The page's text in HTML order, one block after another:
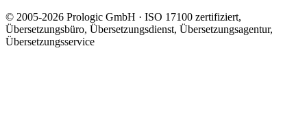
© 2005-2026 Prologic GmbH · ISO 17100 zertifiziert,
Übersetzungsbüro, Übersetzungsdienst, Übersetzungsagentur,
Übersetzungsservice